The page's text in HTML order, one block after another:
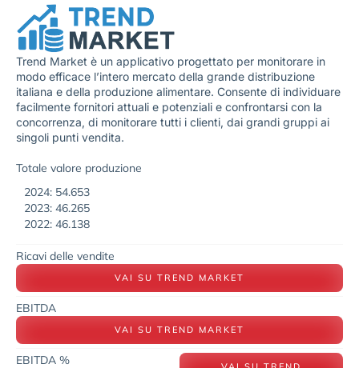
Trend Market è un applicativo progettato per monitorare in
modo efficace l’intero mercato della grande distribuzione
italiana e della produzione alimentare. Consente di individuare
facilmente fornitori attuali e potenziali e confrontarsi con la
concorrenza, di monitorare tutti i clienti, dai grandi gruppi ai
singoli punti vendita.
Totale valore produzione
2024: 54.653
2023: 46.265
2022: 46.138
Ricavi delle vendite
VAI SU TREND MARKET
EBITDA
VAI SU TREND MARKET
EBITDA %